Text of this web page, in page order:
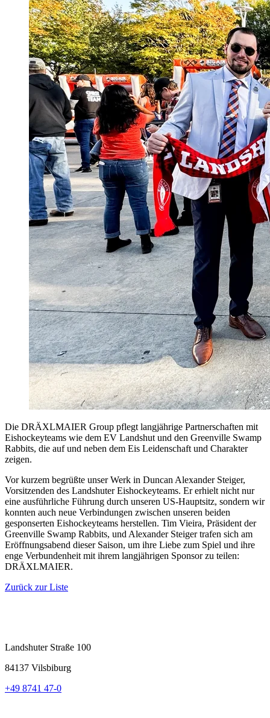
Die DRÄXLMAIER Group pflegt langjährige Partnerschaften mit
Eishockeyteams wie dem EV Landshut und den Greenville Swamp
Rabbits, die auf und neben dem Eis Leidenschaft und Charakter
zeigen.
Vor kurzem begrüßte unser Werk in Duncan Alexander Steiger,
Vorsitzenden des Landshuter Eishockeyteams. Er erhielt nicht nur
eine ausführliche Führung durch unseren US-Hauptsitz, sondern wir
konnten auch neue Verbindungen zwischen unseren beiden
gesponserten Eishockeyteams herstellen. Tim Vieira, Präsident der
Greenville Swamp Rabbits, und Alexander Steiger trafen sich am
Eröffnungsabend dieser Saison, um ihre Liebe zum Spiel und ihre
enge Verbundenheit mit ihrem langjährigen Sponsor zu teilen:
DRÄXLMAIER.
Zurück zur Liste
Landshuter Straße 100
84137 Vilsbiburg
+49 8741 47-0